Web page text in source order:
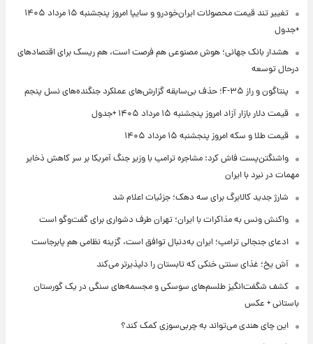
تغییر تند قیمت محصولات ایران‌خودرو و سایپا امروز پنجشنبه ۱۵ مرداد ۱۴۰۵
+جدول
هشدار بانک جهانی؛ هوش مصنوعی هم فرصت است، هم ریسک برای اقتصادهای
درحال توسعه
پنتاگون و راز F-۳۵؛ حذف بی‌سابقه گزارش‌های عملکرد جنگنده‌های نسل پنجم
قیمت دلار بازار آزاد امروز پنجشنبه ۱۵ مرداد ۱۴۰۵ +جدول
قیمت طلا و سکه امروز پنجشنبه ۱۵ مرداد ۱۴۰۵
واشنگتن‌پست فاش کرد: مشاجره ترامپ با وزیر جنگ آمریکا بر سر کاهش ذخایر
مهمات در نبرد با ایران
شارژ جدید کالابرگ برای سه دهک؛ جزئیات اعلام شد
واکنش ونس به مذاکرات با ایران؛ تهران طرف دشواری برای گفت‌وگو است
ادعای جنجالی ترامپ؛ ایران به‌دنبال توافق است، گزینه نظامی هم پابرجاست
آش یخ؛ غذای سنتی خنکی که تابستان را دلپذیرتر می‌کند
کشف شگفت‌انگیز طلسم‌های سوسکی و مجسمه‌های سنگی در یک گورستان
باستانی + عکس
این چای هندی می‌تواند به چربی‌سوزی کمک کند؟